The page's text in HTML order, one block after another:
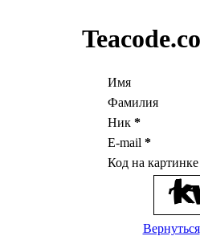
Имя
Фамилия
Ник *
E-mail *
Код на
Вернуться